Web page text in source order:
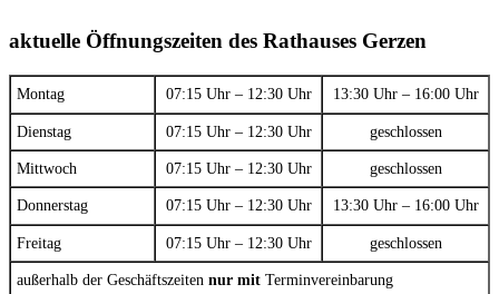
aktuelle Öffnungszeiten des Rathauses Gerzen
Montag 07:15 Uhr – 12:30 Uhr 13:30 Uhr – 16:00 Uhr
Dienstag 07:15 Uhr – 12:30 Uhr geschlossen
Mittwoch 07:15 Uhr – 12:30 Uhr geschlossen
Donnerstag 07:15 Uhr – 12:30 Uhr 13:30 Uhr – 16:00 Uhr
Freitag 07:15 Uhr – 12:30 Uhr geschlossen
außerhalb der Geschäftszeiten nur mit Terminvereinbarung